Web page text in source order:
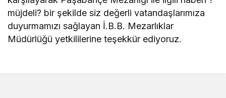
müjdeli? bir şekilde siz değerli vatandaşlarımıza
duyurmamızı sağlayan İ.B.B. Mezarlıklar
Müdürlüğü yetkililerine teşekkür ediyoruz.